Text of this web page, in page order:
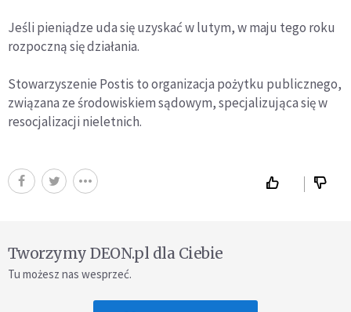
Jeśli pieniądze uda się uzyskać w lutym, w maju tego roku
rozpoczną się działania.
Stowarzyszenie Postis to organizacja pożytku publicznego,
związana ze środowiskiem sądowym, specjalizująca się w
resocjalizacji nieletnich.
Tworzymy DEON.pl dla Ciebie
Tu możesz nas wesprzeć.